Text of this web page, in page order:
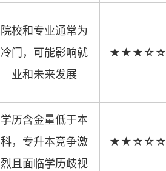
院校和专业通常为
冷门，可能影响就
业和未来发展
★★★☆☆
学历含金量低于本
科，专升本竞争激
烈且面临学历歧视
★★☆☆☆